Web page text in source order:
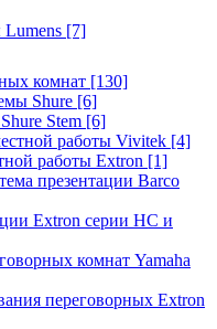
[7]
комнат [130]
Shure [6]
Stem [6]
работы Vivitek [4]
работы Extron [1]
презентации Barco
Extron серии HC и
комнат Yamaha
переговорных Extron